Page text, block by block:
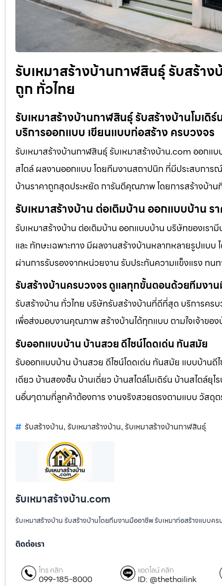
รับเหมาสร้างบ้านกาฬสินธุ์ รับสร้า
ถูก ทั่วไทย
รับเหมาสร้างบ้านกาฬสินธุ์ รับสร้างบ้านโมเดิ
บริการออกแบบ เขียนแบบก่อสร้าง ครบวงจร
รับเหมาสร้างบ้านกาฬสินธุ์ รับเหมาสร้างบ้าน.com ออกแ
สไตล์ ผลงานออกแบบ โดยทีมงานสถาปนิก ที่มีประสบกา
บ้านราคาถูกสุดประหยัด การันตีคุณภาพ โดยการสร้างบ้า
รับเหมาสร้างบ้าน ต่อเติมบ้าน ออกแบบบ้าน ร
รับเหมาสร้างบ้าน ต่อเติมบ้าน ออกแบบบ้าน บริษัทของเร
และ ทักษะเฉพาะทาง มีผลงานสร้างบ้านหลากหลายรูปแบบ
ผ่านการรับรองจากหน่วยงาน รับประกันความแข็งแรง ทน
รับสร้างบ้านครบวงจร ดูแลทุกขั้นตอนด้วยทีมงา
รับสร้างบ้าน ทั่วไทย บริษัทรับสร้างบ้านที่ดีที่สุด บริการครบ
เพื่อส่งมอบงานคุณภาพ สร้างบ้านได้ทุกแบบ ตามใจเจ้าข
รับออกแบบบ้าน บ้านสวย ดีไซน์โดดเด่น ทันสมัย
รับออกแบบบ้าน บ้านสวย ดีไซน์โดดเด่น ทันสมัย แบบบ้านดี
เดียว บ้านสองชั้น บ้านเดี่ยว บ้านสไตล์โมเดิร์น บ้านสไตล์
นอื่นๆตามที่ลูกค้าต้องการ งานจริงสวยตรงตามแบบ วัส
รับสร้างบ้าน, รับเหมาสร้างบ้าน, รับเหมาสร้างบ้านกาฬสินธุ์
รับเหมาสร้างบ้าน.com
รับเหมาสร้างบ้าน รับสร้างบ้านโดยทีมงานมืออาชีพ รับเหมาก่อสร้างแบบ
ติดต่อเรา
โทร คลิก
099-185-8000
แอดไลน์ คลิก
ID: @thethailink